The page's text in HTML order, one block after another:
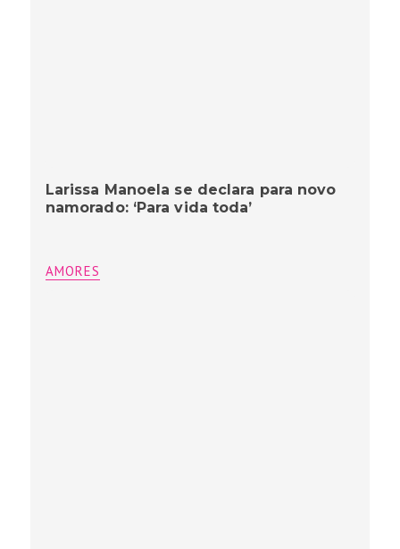
Larissa Manoela se declara para novo
namorado: ‘Para vida toda’
AMORES